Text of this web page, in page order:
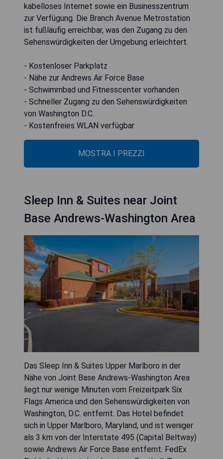
kabelloses Internet sowie ein Businesszentrum
zur Verfügung. Die Branch Avenue Metrostation
ist fußläufig erreichbar, was den Zugang zu den
Sehenswürdigkeiten der Umgebung erleichtert.
- Kostenloser Parkplatz
- Nähe zur Andrews Air Force Base
- Schwimmbad und Fitnesscenter vorhanden
- Schneller Zugang zu den Sehenswürdigkeiten
von Washington D.C.
- Kostenfreies WLAN verfügbar
MOSTRA I PREZZI
Sleep Inn & Suites near Joint
Base Andrews-Washington Area
Das Sleep Inn & Suites Upper Marlboro in der
Nähe von Joint Base Andrews-Washington Area
liegt nur wenige Minuten vom Freizeitpark Six
Flags America und den Sehenswürdigkeiten von
Washington, D.C. entfernt. Das Hotel befindet
sich in Upper Marlboro, Maryland, und ist weniger
als 3 km von der Interstate 495 (Capital Beltway)
sowie Andrews Air Force Base entfernt. FedEx